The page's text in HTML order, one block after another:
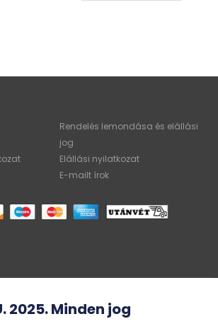
Rendelés lemondása és elállási
jog
Elállási nyilatkozat
E-mailt írok
2025. Minden jog